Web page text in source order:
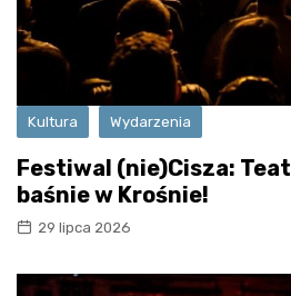
Kultura Wydarzenia
Festiwal (nie)Cisza:
baśnie w Krośnie!
29 lipca 2026